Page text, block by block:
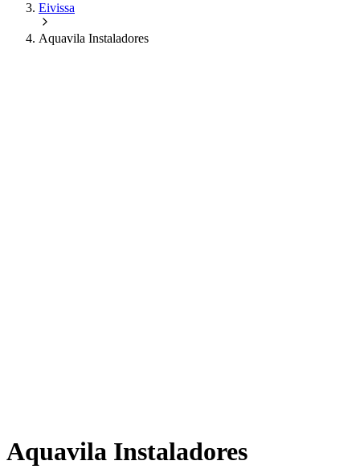
Eivissa
Aquavila Instaladores
Aquavila Instaladores